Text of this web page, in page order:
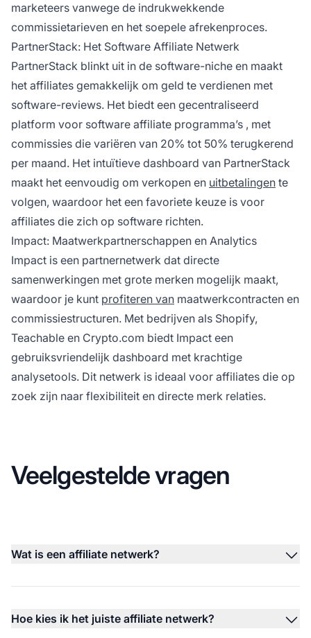
marketeers vanwege de indrukwekkende
commissietarieven en het soepele afrekenproces.
PartnerStack: Het Software Affiliate Netwerk
PartnerStack blinkt uit in de software-niche en maakt
het affiliates gemakkelijk om geld te verdienen met
software-reviews. Het biedt een gecentraliseerd
platform voor software affiliate programma’s , met
commissies die variëren van 20% tot 50% terugkerend
per maand. Het intuïtieve dashboard van PartnerStack
maakt het eenvoudig om verkopen en uitbetalingen te
volgen, waardoor het een favoriete keuze is voor
affiliates die zich op software richten.
Impact: Maatwerkpartnerschappen en Analytics
Impact is een partnernetwerk dat directe
samenwerkingen met grote merken mogelijk maakt,
waardoor je kunt profiteren van maatwerkcontracten en
commissiestructuren. Met bedrijven als Shopify,
Teachable en Crypto.com biedt Impact een
gebruiksvriendelijk dashboard met krachtige
analysetools. Dit netwerk is ideaal voor affiliates die op
zoek zijn naar flexibiliteit en directe merk relaties.
Veelgestelde vragen
Wat is een affiliate netwerk?
Hoe kies ik het juiste affiliate netwerk?